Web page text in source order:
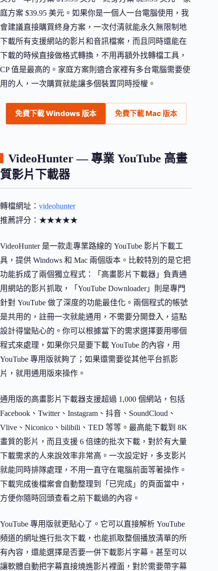
庭方案 $39.95 美元。如果你是一個人一台電腦使用，我
會建議直接購買終身方案，一次付清就能永久無限制地
下載所有支援網站的影片和音訊檔案，而且同時還能在
下載的時候直接做格式轉換，不用再額外找轉檔工具，
CP 值是最高的。家庭方案則適合家裡有多台電腦需要使
用的人，一次購買就能讓多個裝置同時授權。
免費下載 Windows 版本 免費下載 Mac 版本
VideoHunter — 專業 YouTube 高畫
質影片下載器
轉檔網址： videohunter
推薦評分：★★★★★
VideoHunter 是一款走專業路線的 YouTube 影片下載工
具，提供 Windows 和 Mac 兩個版本。比較特別的是它把
功能拆成了兩個獨立程式：「高畫影片下載器」負責通
用網站的影片抓取，「YouTube Downloader」則是專門
針對 YouTube 做了深度的功能最佳化。兩個程式的帳號
是共用的，註冊一次就能通用，不需要分開登入，這點
設計得蠻貼心的。你可以根據當下的需求選擇要用哪個
程式來處理，如果你只是要下載 YouTube 的內容，用
YouTube 專用版就夠了；如果還需要從其他平台抓影
片，就用通用版來操作。
通用版的高畫影片下載器支援超過 1,000 個網站，包括
Facebook、Twitter、Instagram、抖音、SoundCloud、
Vlive、Niconico、bilibili、TED 等等。最高能下載到 8K
畫質的影片，而且支援 6 倍速的批次下載，對於有大量
下載需求的人來說效率非常高。一次設定好，多支影片
就能同時排隊處理，不用一直守在電腦前面等著操作。
下載完成後檔案會自動整理到「已完成」的頁面當中，
方便你隨時回頭查看之前下載過的內容。
YouTube 專用版就更貼心了。它可以直接解析 YouTube
頻道的網址進行批次下載，也能抓取整個播放清單的所
有內容，還能選擇是否要一併下載影片字幕。甚至可以
讓軟體自動把字幕直接燒進影片裡面，對於需要帶字幕